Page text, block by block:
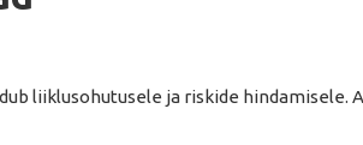
liiklusohutusele ja riskide